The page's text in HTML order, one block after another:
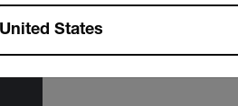
Locations
United States